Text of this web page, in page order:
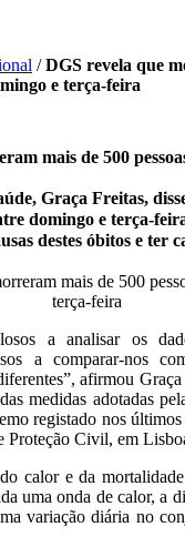
/DGS revela que
e terça-feira
mais de 500
Graça Freitas,
domingo e terça-
destes óbitos e ter
a analisar os
a comparar-nos
afirmou
medidas adotadas
registado nos
Proteção Civil, em
calor e da
uma onda de calor, a
variação diária no